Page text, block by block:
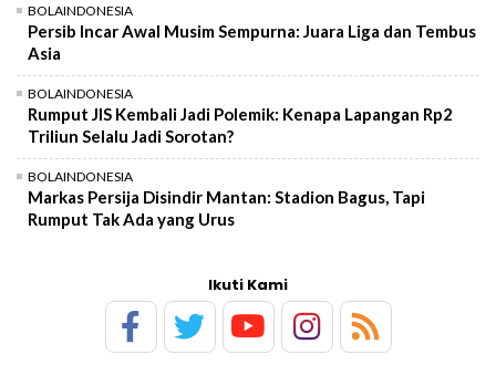
BOLAINDONESIA
Persib Incar Awal Musim Sempurna: Juara Liga dan Tembus
Asia
BOLAINDONESIA
Rumput JIS Kembali Jadi Polemik: Kenapa Lapangan Rp2
Triliun Selalu Jadi Sorotan?
BOLAINDONESIA
Markas Persija Disindir Mantan: Stadion Bagus, Tapi
Rumput Tak Ada yang Urus
Ikuti Kami